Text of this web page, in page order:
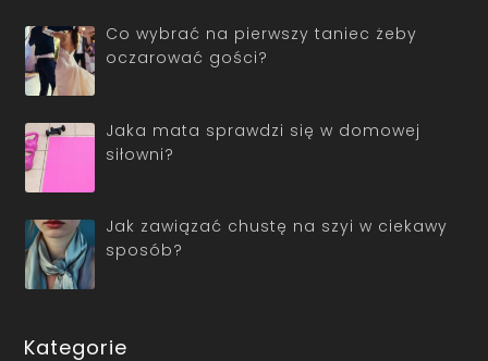
Co wybrać na pierwszy taniec żeby
oczarować gości?
Jaka mata sprawdzi się w domowej
siłowni?
Jak zawiązać chustę na szyi w ciekawy
sposób?
Kategorie